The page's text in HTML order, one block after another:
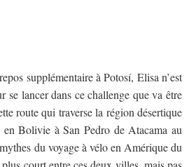
lagunes
–
première
partie
supplémentaire à Potosí, Elisa n’est
se lancer dans ce challenge que va être
route qui traverse la région désertique
Bolivie à San Pedro de Atacama au
du voyage à vélo en Amérique du